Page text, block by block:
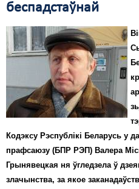
беспадстаўнай
Кодэксу Рэспублікі Беларусь у
прафсаюзу (БПР РЭП) Валера
Грынявецкая ня ўгледзела ў
злачынства, за якое